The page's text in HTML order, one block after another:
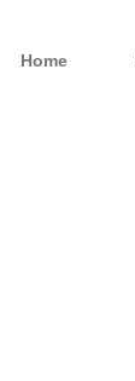
Home